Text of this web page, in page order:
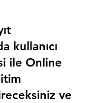
kullanıcı
ile Online
ve